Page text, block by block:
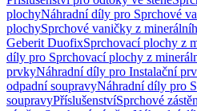
plochyNáhradní díly pro Sprchové
plochySprchové vaničky z
Geberit DuofixSprchovací plochy z
díly pro Sprchovací plochy z
prvkyNáhradní díly pro Instalační
odpadní soupravyNáhradní díly pro
soupravyPříslušenstvíSprchové